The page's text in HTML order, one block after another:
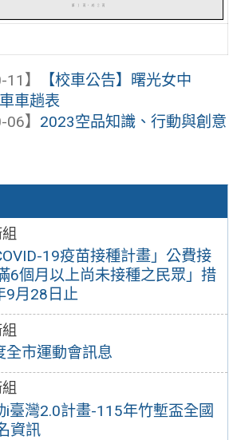
19疫苗接種計畫」公費接
6個月以上尚未接種之民眾」措
9月28日止
全市運動會訊息
i臺灣2.0計畫-115年竹塹盃全國
資訊
】
【校車公告】曙光女中
車趟表
】 2023空品知識、行動與創意